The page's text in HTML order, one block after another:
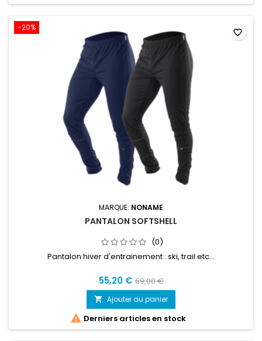
-20%
MARQUE: NONAME
PANTALON SOFTSHELL
(0)
Pantalon hiver d'entrainement : ski, trail etc...
55,20 € 69,00 €
 Ajouter au panier
 Derniers articles en stock
favorite_border